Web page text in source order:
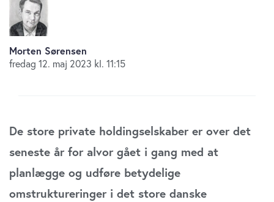
Morten Sørensen
fredag 12. maj 2023 kl. 11:15
De store private holdingselskaber er over det
seneste år for alvor gået i gang med at
planlægge og udføre betydelige
omstruktureringer i det store danske